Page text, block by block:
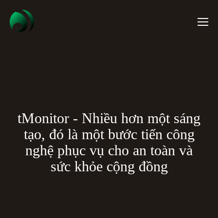
tMonitor - Nhiều hơn một sáng
tạo, đó là một bước tiến công
nghệ phục vụ cho an toàn và
sức khỏe cộng đồng